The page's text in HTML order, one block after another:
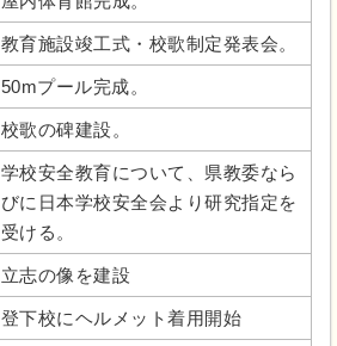
教育施設竣工式・校歌制定発表会。
50mプール完成。
校歌の碑建設。
学校安全教育について、県教委なら
びに日本学校安全会より研究指定を
受ける。
立志の像を建設
登下校にヘルメット着用開始